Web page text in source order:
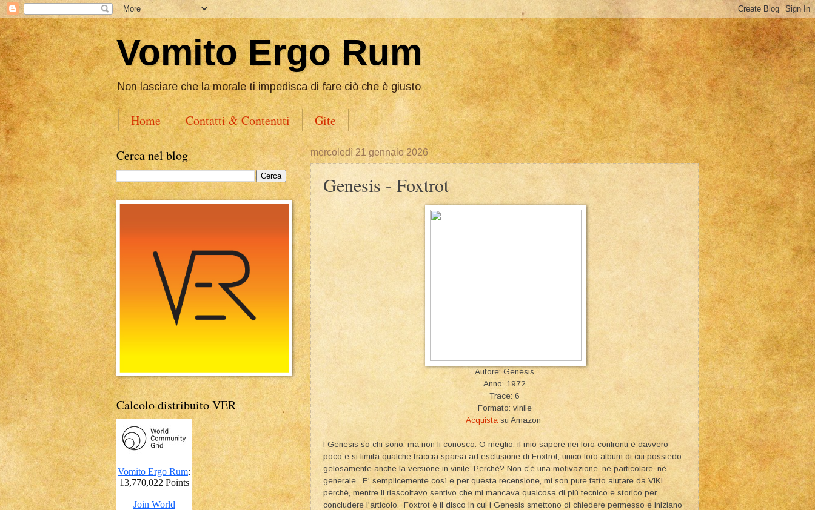
Vomito Ergo Rum
Non lasciare che la morale ti impedisca di fare ciò che è giusto
Home Contatti & Contenuti Gite
mercoledì 21 gennaio 2026
Genesis - Foxtrot
Autore: Genesis
Anno: 1972
Trace: 6
Formato: vinile
Acquista su Amazon
I Genesis so chi sono, ma non li conosco. O meglio, il mio sapere nei loro confronti è davvero
poco e si limita qualche traccia sparsa ad esclusione di Foxtrot, unico loro album di cui possiedo
gelosamente anche la versione in vinile. Perchè? Non c'è una motivazione, nè particolare, nè
generale. E' semplicemente così e per questa recensione, mi son pure fatto aiutare da VIKI
perchè, mentre li riascoltavo sentivo che mi mancava qualcosa di più tecnico e storico per
concludere l'articolo. Foxtrot è il disco in cui i Genesis smettono di chiedere permesso e iniziano
Cerca nel blog
Calcolo distribuito VER